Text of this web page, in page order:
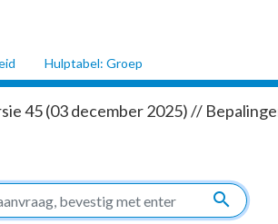
Hulptabel: Groep
45 (03 december 2025) //
search